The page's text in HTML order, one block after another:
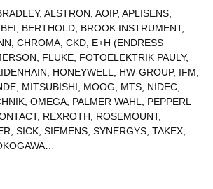
, ALSTRON, AOIP, APLISENS,
BEI, BERTHOLD, BROOK INSTRUMENT,
, CHROMA, CKD, E+H (ENDRESS
, FLUKE, FOTOELEKTRIK PAULY,
, HONEYWELL, HW-GROUP, IFM,
, MITSUBISHI, MOOG, MTS, NIDEC,
, OMEGA, PALMER WAHL, PEPPERL
, REXROTH, ROSEMOUNT,
, SICK, SIEMENS, SYNERGYS, TAKEX,
…